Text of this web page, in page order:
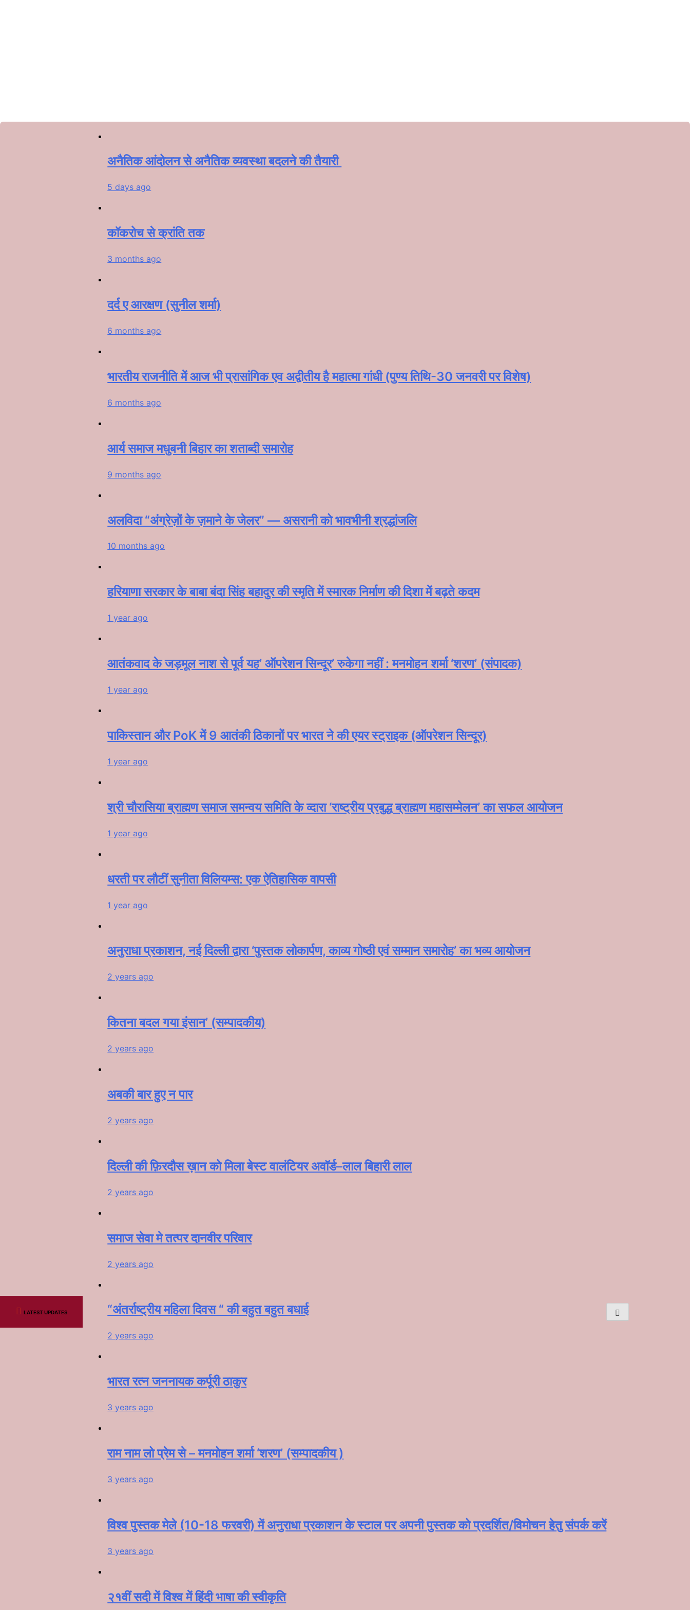
LATEST UPDATES
अनैतिक आंदोलन से अनैतिक व्यवस्था बदलने की तैयारी
5 days ago
कॉकरोच से क्रांति तक
3 months ago
दर्द ए आरक्षण (सुनील शर्मा)
6 months ago
भारतीय राजनीति में आज भी प्रासांगिक एव अद्वीतीय है महात्मा गांधी (पुण्य तिथि-30 जनवरी पर विशेष)
6 months ago
आर्य समाज मधुबनी बिहार का शताब्दी समारोह
9 months ago
अलविदा “अंग्रेज़ों के ज़माने के जेलर” — असरानी को भावभीनी श्रद्धांजलि
10 months ago
हरियाणा सरकार के बाबा बंदा सिंह बहादुर की स्मृति में स्मारक निर्माण की दिशा में बढ़ते कदम
1 year ago
आतंकवाद के जड़मूल नाश से पूर्व यह’ ऑपरेशन सिन्दूर’ रुकेगा नहीं : मनमोहन शर्मा ‘शरण’ (संपादक)
1 year ago
पाकिस्तान और PoK में 9 आतंकी ठिकानों पर भारत ने की एयर स्ट्राइक (ऑपरेशन सिन्दूर)
1 year ago
श्री चौरासिया ब्राह्मण समाज समन्वय समिति के व्दारा‌ ‘राष्ट्रीय प्रबुद्ध ब्राह्मण‌ महासम्मेलन‌’ का सफल आयोजन
1 year ago
धरती पर लौटीं सुनीता विलियम्स: एक ऐतिहासिक वापसी
1 year ago
अनुराधा प्रकाशन, नई दिल्ली द्वारा ‘पुस्तक लोकार्पण, काव्य गोष्ठी एवं सम्मान समारोह’ का भव्य आयोजन
2 years ago
कितना बदल गया इंसान’ (सम्पादकीय)
2 years ago
अबकी बार हुए न पार
2 years ago
दिल्ली की फ़िरदौस ख़ान को मिला बेस्ट वालंटियर अवॉर्ड–लाल बिहारी लाल
2 years ago
समाज सेवा मे तत्पर दानवीर परिवार
2 years ago
“अंतर्राष्ट्रीय महिला दिवस “ की बहुत बहुत बधाई
2 years ago
भारत रत्न जननायक कर्पूरी ठाकुर
3 years ago
राम नाम लो प्रेम से – मनमोहन शर्मा ‘शरण’ (सम्पादकीय )
3 years ago
विश्व पुस्तक मेले (10-18 फरवरी) में अनुराधा प्रकाशन के स्टाल पर अपनी पुस्तक को प्रदर्शित/विमोचन हेतु संपर्क करें
3 years ago
२१वीं सदी में विश्व में हिंदी भाषा की स्वीकृति